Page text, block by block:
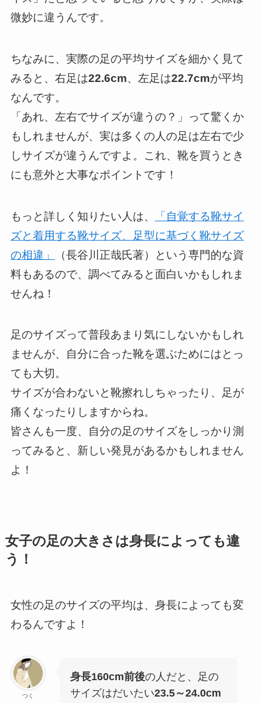
微妙に違うんです。
ちなみに、実際の足の平均サイズを細かく見て
みると、右足は22.6cm、左足は22.7cmが平均
なんです。
「あれ、左右でサイズが違うの？」って驚くか
もしれませんが、実は多くの人の足は左右で少
しサイズが違うんですよ。これ、靴を買うとき
にも意外と大事なポイントです！
もっと詳しく知りたい人は、
「自覚する靴サイ
ズと着用する靴サイズ、足型に基づく靴サイズ
の相違」
（長谷川正哉氏著）という専門的な資
料もあるので、調べてみると面白いかもしれま
せんね！
足のサイズって普段あまり気にしないかもしれ
ませんが、自分に合った靴を選ぶためにはとっ
ても大切。
サイズが合わないと靴擦れしちゃったり、足が
痛くなったりしますからね。
皆さんも一度、自分の足のサイズをしっかり測
ってみると、新しい発見があるかもしれません
よ！
女子の足の大きさは身長によっても違
う！
女性の足のサイズの平均は、身長によっても変
わるんですよ！
つく
身長160cm前後の人だと、足の
サイズはだいたい23.5～24.0cm